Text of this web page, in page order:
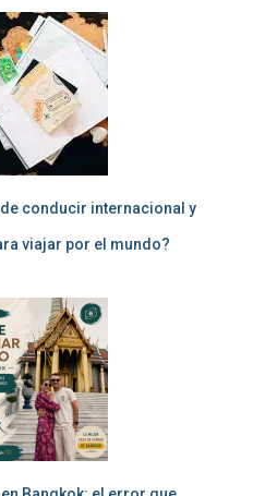
conducir internacional y
viajar por el mundo?